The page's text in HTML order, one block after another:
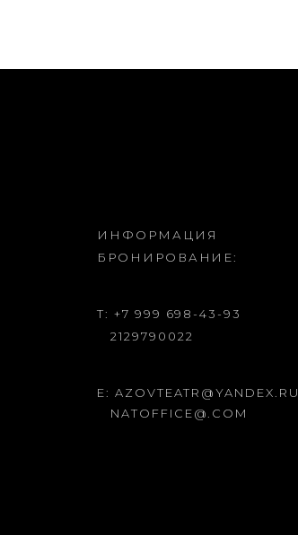
ИНФОРМАЦИЯ
БРОНИРОВАНИЕ:
T: +7 999 698-43-93
2129790022
E: AZOVTEATR@YANDEX.RU
NATOFFICE@.COM